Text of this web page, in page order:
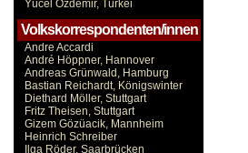
Yücel Özdemir, Türkei
Volkskorrespondenten/innen
Andre Accardi
André Höppner, Hannover
Andreas Grünwald, Hamburg
Bastian Reichardt, Königswinter
Diethard Möller, Stuttgart
Fritz Theisen, Stuttgart
Gizem Gözüacik, Mannheim
Heinrich Schreiber
Ilga Röder, Saarbrücken